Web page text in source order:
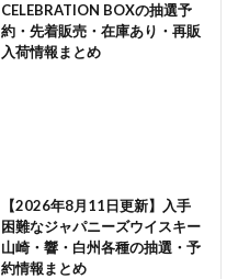
CELEBRATION BOXの抽選予
約・先着販売・在庫あり・再販
入荷情報まとめ
【2026年8月11日更新】入手
困難なジャパニーズウイスキー
山崎・響・白州各種の抽選・予
約情報まとめ